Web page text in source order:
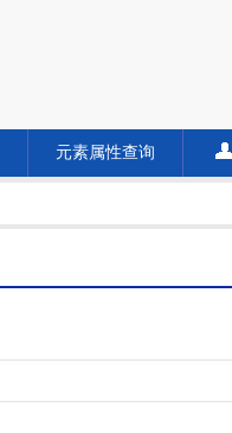
元素属性查询